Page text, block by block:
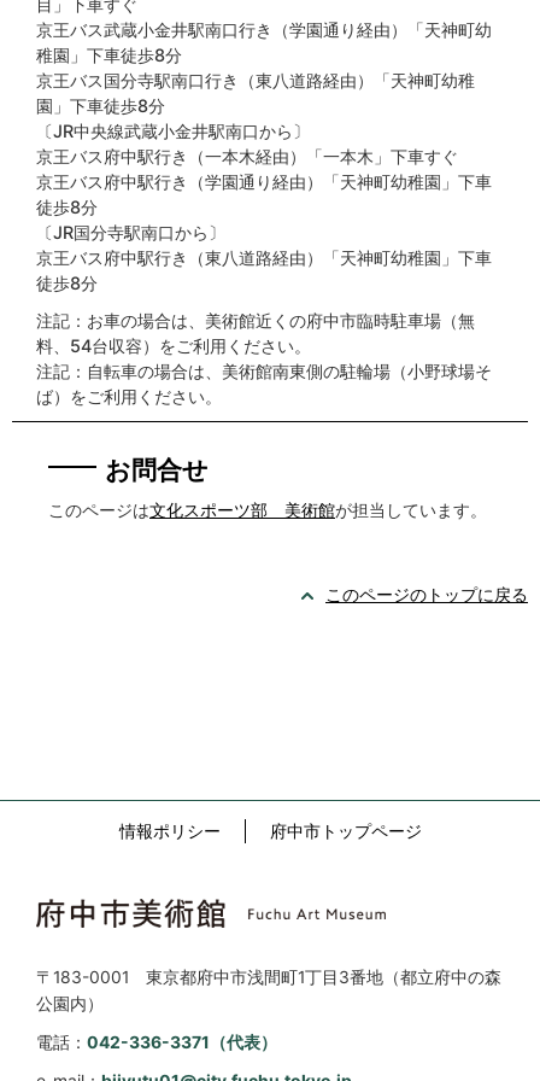
目」下車すぐ
京王バス武蔵小金井駅南口行き（学園通り経由）「天神町幼
稚園」下車徒歩8分
京王バス国分寺駅南口行き（東八道路経由）「天神町幼稚
園」下車徒歩8分
〔JR中央線武蔵小金井駅南口から〕
京王バス府中駅行き（一本木経由）「一本木」下車すぐ
京王バス府中駅行き（学園通り経由）「天神町幼稚園」下車
徒歩8分
〔JR国分寺駅南口から〕
京王バス府中駅行き（東八道路経由）「天神町幼稚園」下車
徒歩8分
注記：お車の場合は、美術館近くの府中市臨時駐車場（無
料、54台収容）をご利用ください。
注記：自転車の場合は、美術館南東側の駐輪場（小野球場そ
ば）をご利用ください。
お問合せ
このページは文化スポーツ部 美術館が担当しています。
このページのトップに戻る
情報ポリシー 府中市トップページ
〒183-0001 東京都府中市浅間町1丁目3番地（都立府中の森
公園内）
電話： 042-336-3371（代表）